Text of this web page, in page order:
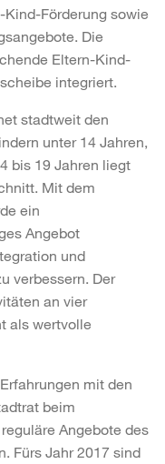
Förderung sowie
Die
Eltern-Kind-
integriert.
stadtweit den
unter 14 Jahren,
bis 19 Jahren liegt
Mit dem
ein
Angebot
und
verbessern. Der
an vier
als wertvolle
mit den
beim
Angebote des
Fürs Jahr 2017 sind